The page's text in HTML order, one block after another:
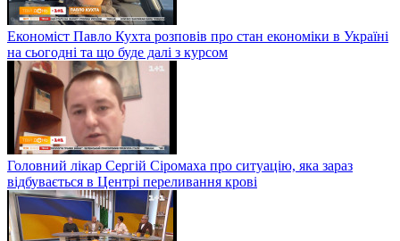
Економіст Павло Кухта розповів про стан економіки в Україні
на сьогодні та що буде далі з курсом
Головний лікар Сергій Сіромаха про ситуацію, яка зараз
відбувається в Центрі переливання крові